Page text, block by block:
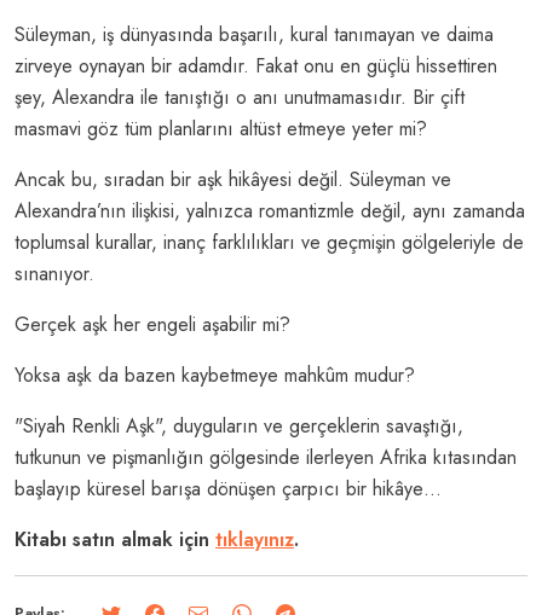
Süleyman, iş dünyasında başarılı, kural tanımayan ve daima
zirveye oynayan bir adamdır. Fakat onu en güçlü hissettiren
şey, Alexandra ile tanıştığı o anı unutmamasıdır. Bir çift
masmavi göz tüm planlarını altüst etmeye yeter mi?
Ancak bu, sıradan bir aşk hikâyesi değil. Süleyman ve
Alexandra’nın ilişkisi, yalnızca romantizmle değil, aynı zamanda
toplumsal kurallar, inanç farklılıkları ve geçmişin gölgeleriyle de
sınanıyor.
Gerçek aşk her engeli aşabilir mi?
Yoksa aşk da bazen kaybetmeye mahkûm mudur?
"Siyah Renkli Aşk", duyguların ve gerçeklerin savaştığı,
tutkunun ve pişmanlığın gölgesinde ilerleyen Afrika kıtasından
başlayıp küresel barışa dönüşen çarpıcı bir hikâye…
Kitabı satın almak için tıklayınız.